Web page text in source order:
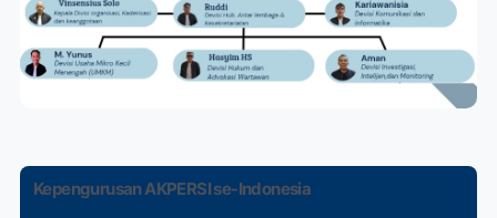
Kepengurusan AKPERSI se-Indonesia